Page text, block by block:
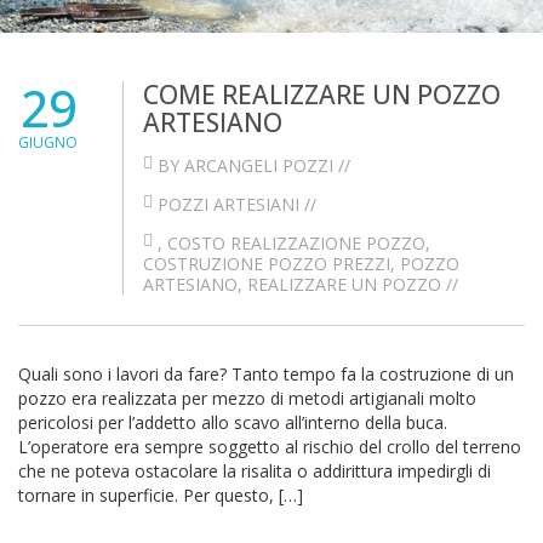
29
GIUGNO
COME REALIZZARE UN POZZO
ARTESIANO
BY ARCANGELI POZZI //
POZZI ARTESIANI //
, COSTO REALIZZAZIONE POZZO,
COSTRUZIONE POZZO PREZZI, POZZO
ARTESIANO, REALIZZARE UN POZZO //
Quali sono i lavori da fare? Tanto tempo fa la costruzione di un
pozzo era realizzata per mezzo di metodi artigianali molto
pericolosi per l’addetto allo scavo all’interno della buca.
L’operatore era sempre soggetto al rischio del crollo del terreno
che ne poteva ostacolare la risalita o addirittura impedirgli di
tornare in superficie. Per questo, […]